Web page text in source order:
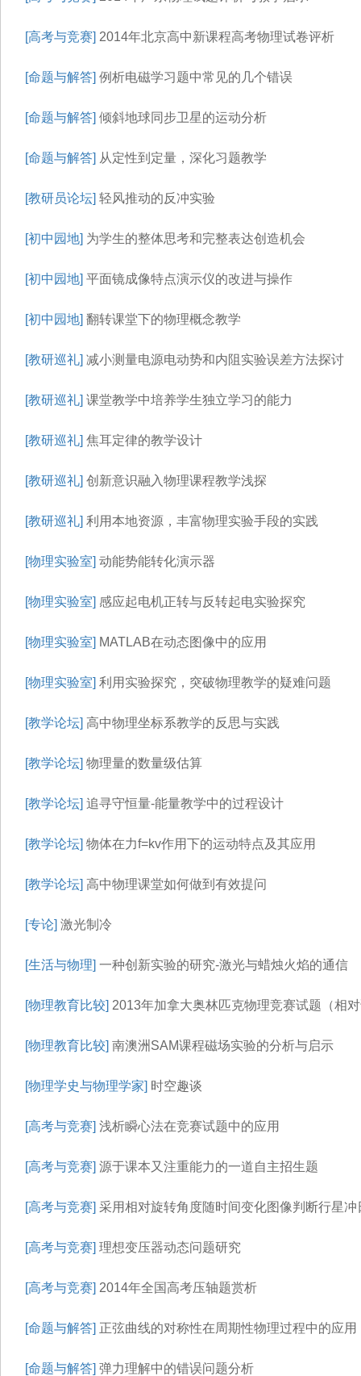
[高考与竞赛] 2014年北京高中新课程高考物理试卷评析
[命题与解答] 例析电磁学习题中常见的几个错误
[命题与解答] 倾斜地球同步卫星的运动分析
[命题与解答] 从定性到定量，深化习题教学
[教研员论坛] 轻风推动的反冲实验
[初中园地] 为学生的整体思考和完整表达创造机会
[初中园地] 平面镜成像特点演示仪的改进与操作
[初中园地] 翻转课堂下的物理概念教学
[教研巡礼] 减小测量电源电动势和内阻实验误差方法探讨
[教研巡礼] 课堂教学中培养学生独立学习的能力
[教研巡礼] 焦耳定律的教学设计
[教研巡礼] 创新意识融入物理课程教学浅探
[教研巡礼] 利用本地资源，丰富物理实验手段的实践
[物理实验室] 动能势能转化演示器
[物理实验室] 感应起电机正转与反转起电实验探究
[物理实验室] MATLAB在动态图像中的应用
[物理实验室] 利用实验探究，突破物理教学的疑难问题
[教学论坛] 高中物理坐标系教学的反思与实践
[教学论坛] 物理量的数量级估算
[教学论坛] 追寻守恒量-能量教学中的过程设计
[教学论坛] 物体在力f=kv作用下的运动特点及其应用
[教学论坛] 高中物理课堂如何做到有效提问
[专论] 激光制冷
[生活与物理] 一种创新实验的研究-激光与蜡烛火焰的通信
[物理教育比较] 2013年加拿大奥林匹克物理竞赛试题（相
[物理教育比较] 南澳洲SAM课程磁场实验的分析与启示
[物理学史与物理学家] 时空趣谈
[高考与竞赛] 浅析瞬心法在竞赛试题中的应用
[高考与竞赛] 源于课本又注重能力的一道自主招生题
[高考与竞赛] 采用相对旋转角度随时间变化图像判断行星冲
[高考与竞赛] 理想变压器动态问题研究
[高考与竞赛] 2014年全国高考压轴题赏析
[命题与解答] 正弦曲线的对称性在周期性物理过程中的应用
[命题与解答] 弹力理解中的错误问题分析